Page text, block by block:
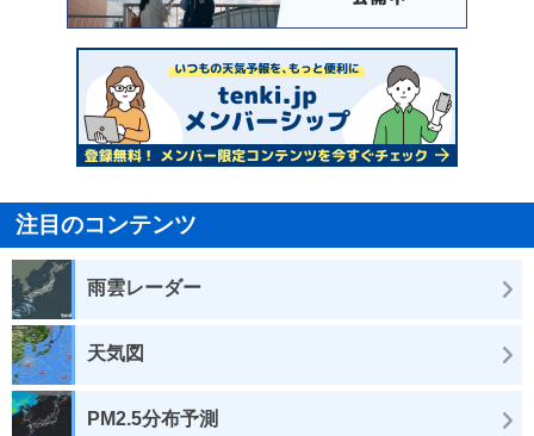
注目のコンテンツ
雨雲レーダー
天気図
PM2.5分布予測